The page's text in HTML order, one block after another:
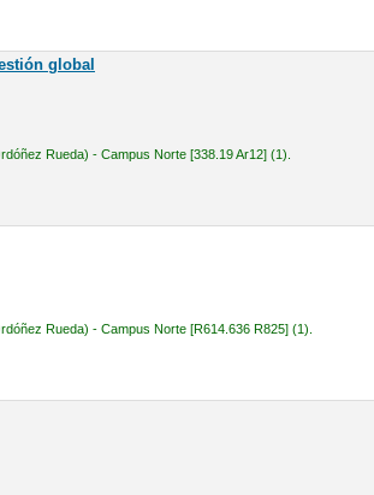
global
Rueda) - Campus Norte [338.19 Ar12] (1).
Rueda) - Campus Norte [R614.636 R825] (1).